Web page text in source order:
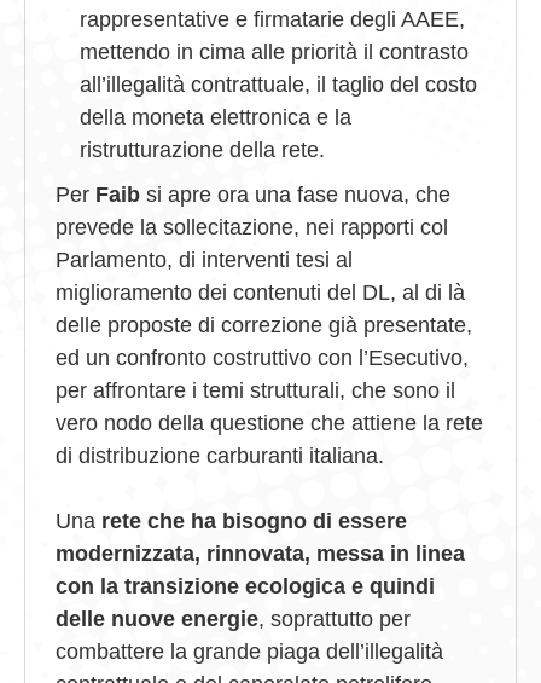
rappresentative e firmatarie degli AAEE,
mettendo in cima alle priorità il contrasto
all’illegalità contrattuale, il taglio del costo
della moneta elettronica e la
ristrutturazione della rete.
Per Faib si apre ora una fase nuova, che
prevede la sollecitazione, nei rapporti col
Parlamento, di interventi tesi al
miglioramento dei contenuti del DL, al di là
delle proposte di correzione già presentate,
ed un confronto costruttivo con l’Esecutivo,
per affrontare i temi strutturali, che sono il
vero nodo della questione che attiene la rete
di distribuzione carburanti italiana.
Una rete che ha bisogno di essere
modernizzata, rinnovata, messa in linea
con la transizione ecologica e quindi
delle nuove energie, soprattutto per
combattere la grande piaga dell’illegalità